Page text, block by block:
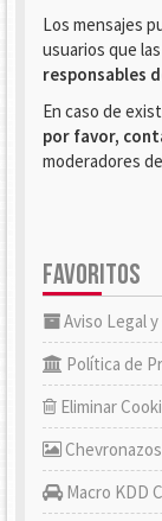
Los mensajes
usuarios que
responsables
En caso de
por favor,
moderadores
FAVORITOS
Aviso Legal
Política de
Eliminar
Macro KDD